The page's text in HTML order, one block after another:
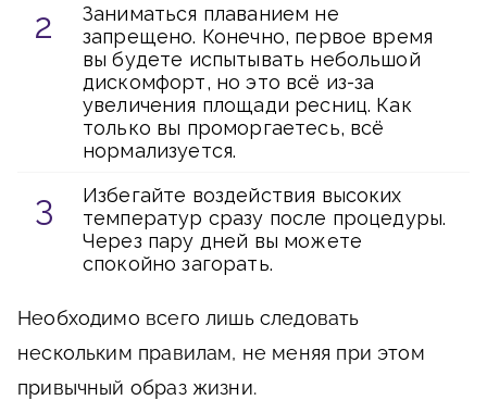
Заниматься плаванием не
запрещено. Конечно, первое время
вы будете испытывать небольшой
дискомфорт, но это всё из-за
увеличения площади ресниц. Как
только вы проморгаетесь, всё
нормализуется.
Избегайте воздействия высоких
температур сразу после процедуры.
Через пару дней вы можете
спокойно загорать.
Необходимо всего лишь следовать
нескольким правилам, не меняя при этом
привычный образ жизни.